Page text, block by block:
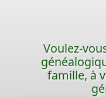
Voulez-
famille, à